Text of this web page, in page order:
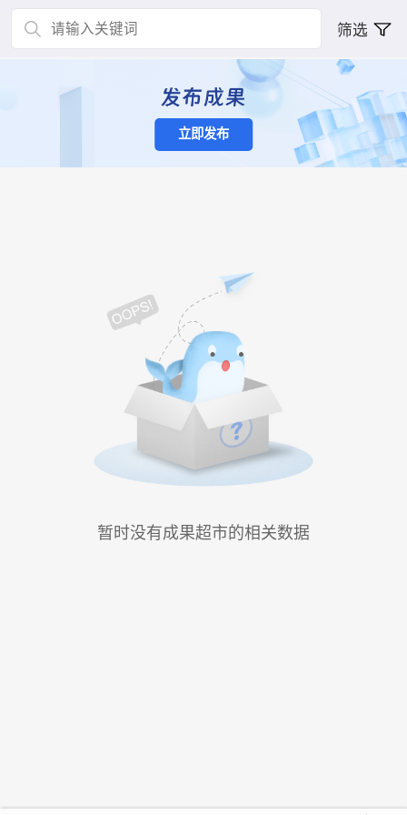
筛选
立即发布
暂时没有成果超市的相关数据